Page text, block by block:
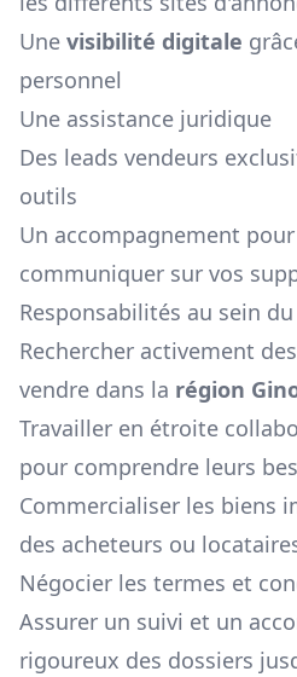
Une visibilité digitale
personnel
Une assistance juridique
Des leads vendeurs
outils
Un accompagnement
communiquer sur vos
Responsabilités au sein
Rechercher activement
vendre dans la région
Travailler en étroite
pour comprendre leurs
Commercialiser les biens
des acheteurs ou
Négocier les termes et
Assurer un suivi et un
rigoureux des dossiers